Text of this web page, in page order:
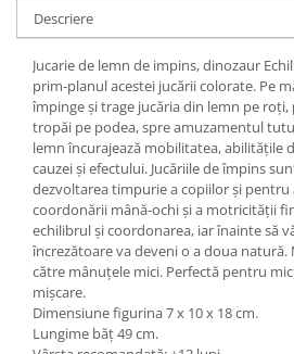
Descriere
Jucarie de lemn de impins, dinozaur
prim-planul acestei jucării colorate. Pe
împinge și trage jucăria din lemn pe roți,
tropăi pe podea, spre amuzamentul
lemn încurajează mobilitatea, abilitățile
cauzei și efectului. Jucăriile de împins
dezvoltarea timpurie a copiilor și pentru
coordonării mână-ochi și a motricității
echilibrul și coordonarea, iar înainte să
încrezătoare va deveni o a doua
către mânuțele mici. Perfectă pentru
mișcare.
Dimensiune figurina 7 x 10 x 18 cm.
Lungime băț 49 cm.